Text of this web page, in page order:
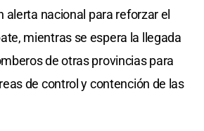
alerta nacional para reforzar el
mientras se espera la llegada
de otras provincias para
de control y contención de las